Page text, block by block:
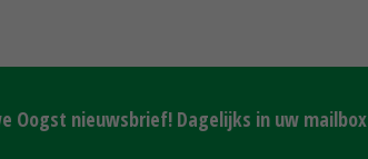
Oogst nieuwsbrief! Dagelijks in uw mailbox